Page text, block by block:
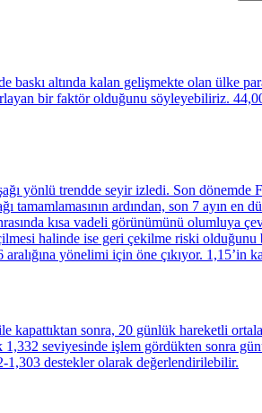
baskı altında kalan gelişmekte olan ülke
bir faktör olduğunu söyleyebiliriz.
yönlü trendde seyir izledi. Son
tamamlamasının ardından, son 7 ayın
kısa vadeli görünümünü olumluya
halinde ise geri çekilme riski
aralığına yönelimi için öne çıkıyor.
kapattıktan sonra, 20 günlük hareketli
1,332 seviyesinde işlem gördükten sonra
1,303 destekler olarak değerlendirilebilir.